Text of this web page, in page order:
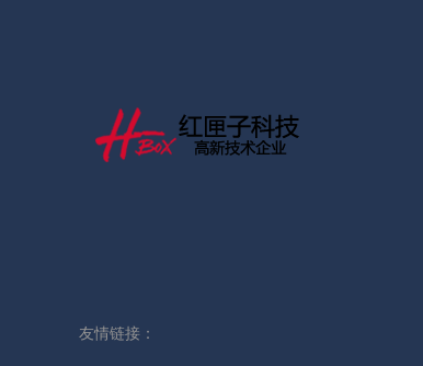
友情链接：